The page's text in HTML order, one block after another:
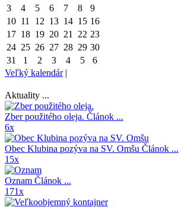
3
4 5 6 7 8
9
10 11 12 13 14 15 16
17 18 19 20 21 22 23
24 25 26 27 28 29 30
31
1 2 3 4 5
6
Veľký kalendár|
Aktuality ...
Zber použitého oleja. Článok ...
6x
Obec Klubina pozýva na SV. Omšu Článok ...
15x
Oznam Článok ...
171x